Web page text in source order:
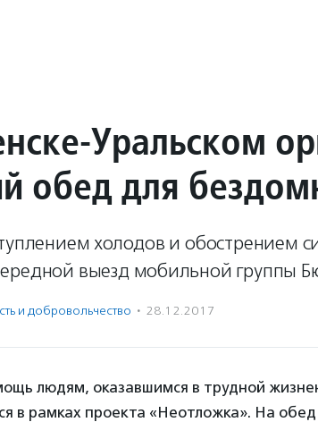
Уральском
обед для
холодов и обострением
выезд мобильной группы
и доброволь­чест­во · 28.12.2017
людям, оказавшимся в трудной
в рамках проекта «Неотложка». На